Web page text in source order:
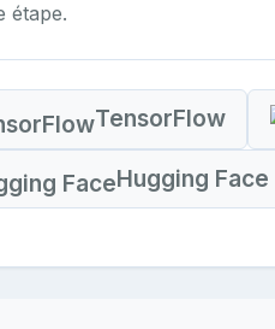
étape.
TensorFlow
Hugging Face